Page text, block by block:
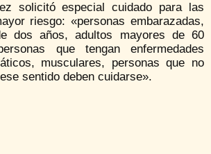
solicitó especial cuidado para las
riesgo: «personas embarazadas,
dos años, adultos mayores de 60
que tengan enfermedades
musculares, personas que no
sentido deben cuidarse».